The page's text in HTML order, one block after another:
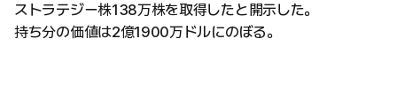
ストラテジー株138万株を取得したと開示した。
持ち分の価値は2億1900万ドルにのぼる。